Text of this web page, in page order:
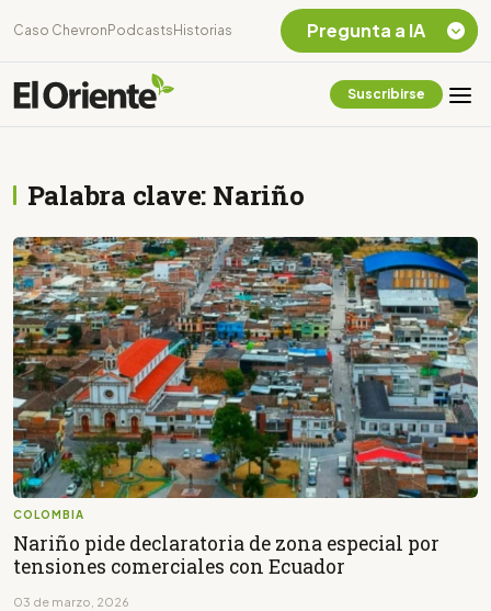
Caso Chevron Podcasts Historias
Suscribirse
Palabra clave: Nariño
COLOMBIA
Nariño pide declaratoria de zona especial por
tensiones comerciales con Ecuador
03 de marzo, 2026
Pregunta a IA
Amazonia Ecuatoriana
¿En que consiste la
tasa minera que rige en
Ecuador?